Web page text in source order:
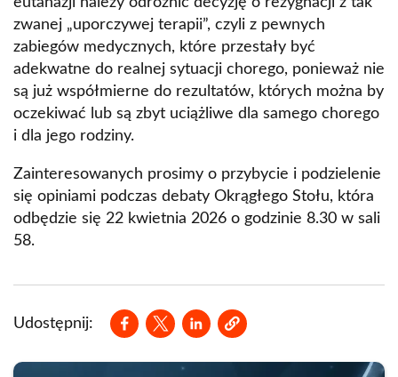
zwanej „uporczywej terapii”, czyli z pewnych
zabiegów medycznych, które przestały być
adekwatne do realnej sytuacji chorego, ponieważ nie
są już współmierne do rezultatów, których można by
oczekiwać lub są zbyt uciążliwe dla samego chorego
i dla jego rodziny.
Zainteresowanych prosimy o przybycie i podzielenie
się opiniami podczas debaty Okrągłego Stołu, która
odbędzie się 22 kwietnia 2026 o godzinie 8.30 w sali
58.
Udostępnij:
Opens in a new window
Opens in a new window
Opens in a new window